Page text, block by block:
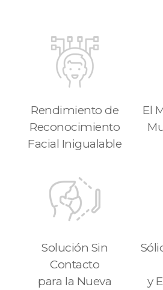
Rendimiento de
Reconocimiento
Facial Inigualable
El
Solución Sin
Contacto
para la Nueva
y